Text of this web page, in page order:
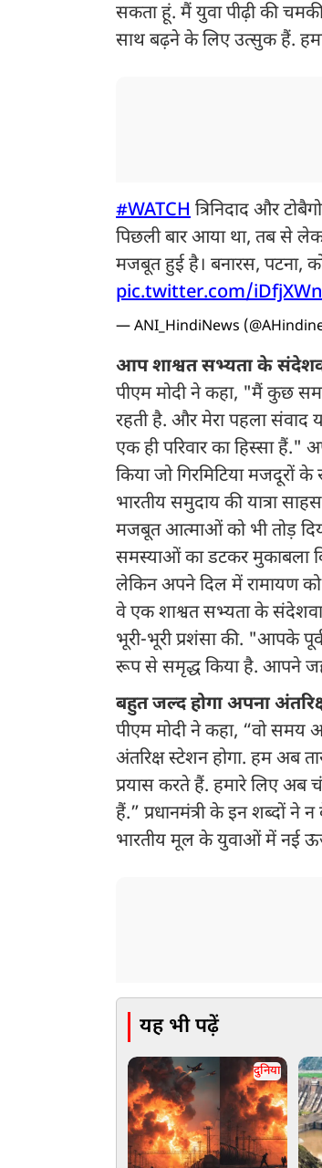
सकता हूं. मैं युवा पीढ़ी की
साथ बढ़ने के लिए उत्सुक हैं.
#WATCHत्रिनिदाद और
पिछली बार आया था, तब से
मजबूत हुई है। बनारस, पटना,
pic.twitter.com/
— ANI_HindiNews
आप शाश्वत सभ्यता के
पीएम मोदी ने कहा, "मैं कुछ
रहती है. और मेरा पहला
एक ही परिवार का हिस्सा हैं."
किया जो गिरमिटिया मजदूरों
भारतीय समुदाय की यात्रा
मजबूत आत्माओं को भी तोड़
समस्याओं का डटकर मुकाबला
लेकिन अपने दिल में रामायण को
वे एक शाश्वत सभ्यता के
भूरी-भूरी प्रशंसा की. "आपके
रूप से समृद्ध किया है. आपने
बहुत जल्द होगा अपना
पीएम मोदी ने कहा, “वो समय
अंतरिक्ष स्टेशन होगा. हम अब
प्रयास करते हैं. हमारे लिए
हैं.” प्रधानमंत्री के इन शब्दों ने
भारतीय मूल के युवाओं में नई
यह भी पढ़ें
दुनिया